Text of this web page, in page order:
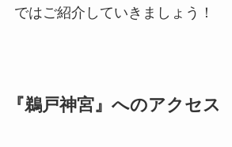
ではご紹介していきましょう！
『鵜戸神宮』へのアクセス